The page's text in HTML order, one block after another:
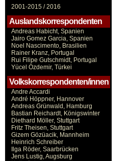
2001-2015 /2016
Auslandskorrespondenten
Andreas Habicht, Spanien
Jairo Gomez Garcia, Spanien
Noel Nascimento, Brasilien
Rainer Kranz, Portugal
Rui Filipe Gutschmidt, Portugal
Yücel Özdemir, Türkei
Volkskorrespondenten/innen
Andre Accardi
André Höppner, Hannover
Andreas Grünwald, Hamburg
Bastian Reichardt, Königswinter
Diethard Möller, Stuttgart
Fritz Theisen, Stuttgart
Gizem Gözüacik, Mannheim
Heinrich Schreiber
Ilga Röder, Saarbrücken
Jens Lustig, Augsburg